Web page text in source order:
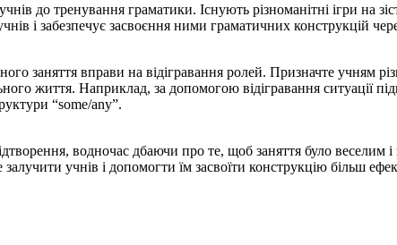
до тренування граматики. Існують різноманітні ігри на
і забезпечує засвоєння ними граматичних конструкцій
заняття вправи на відігравання ролей. Призначте учням
життя. Наприклад, за допомогою відігравання ситуації
“some/any”.
водночас дбаючи про те, щоб заняття було веселим
учнів і допомогти їм засвоїти конструкцію більш